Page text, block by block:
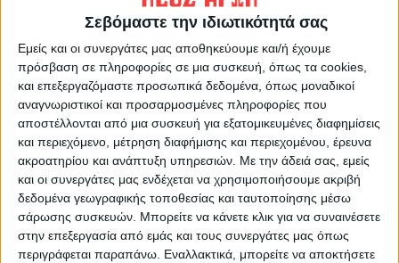
Σεβόμαστε την ιδιωτικότητά σας
Εμείς και οι συνεργάτες μας αποθηκεύουμε και/ή έχουμε
πρόσβαση σε πληροφορίες σε μια συσκευή, όπως τα cookies,
και επεξεργαζόμαστε προσωπικά δεδομένα, όπως μοναδικοί
αναγνωριστικοί και προσαρμοσμένες πληροφορίες που
αποστέλλονται από μια συσκευή για εξατομικευμένες διαφημίσεις
και περιεχόμενο, μέτρηση διαφήμισης και περιεχομένου, έρευνα
ακροατηρίου και ανάπτυξη υπηρεσιών. Με την άδειά σας, εμείς
και οι συνεργάτες μας ενδέχεται να χρησιμοποιήσουμε ακριβή
δεδομένα γεωγραφικής τοποθεσίας και ταυτοποίησης μέσω
σάρωσης συσκευών. Μπορείτε να κάνετε κλικ για να συναινέσετε
στην επεξεργασία από εμάς και τους συνεργάτες μας όπως
περιγράφεται παραπάνω. Εναλλακτικά, μπορείτε να αποκτήσετε
(2), Διαμαντόπουλος 5 (1), Καλδής 2,
Βαρδιάνος 4, Κερασοβίτης, Κουκουνιάς 11
(2), Γκαβανόπουλος 5 (1), Λιούνης 2,
Κωνσταντακόπουλος, Κάπρης 3 (1).
ΑΣ ΚΑΡΔΙΤΣΑΣ: (Τζήμας): Μόκφορντ 3 (1),
Γράβας 10, Παπαχρήστος 3, Μαυρογιάννης
4, Κακλαμάνος 15 (3), Καρράς 4,
Παπαδόπουλος 8, Ερμείδης 1, Καλλές 8,
Σαριμπαλίδης 1, Μαγκουνής 14 (2).